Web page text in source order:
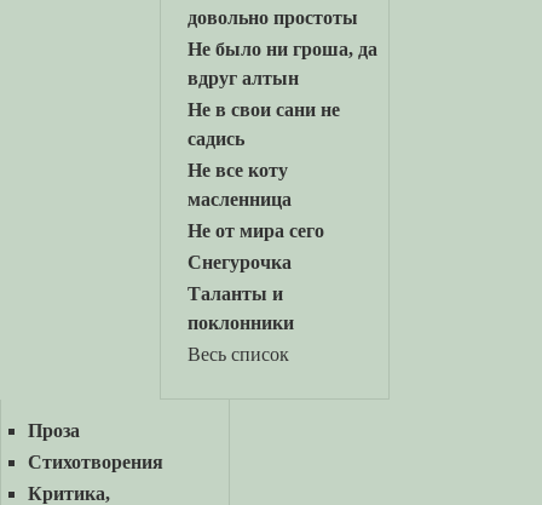
довольно простоты
Не было ни гроша, да
вдруг алтын
Не в свои сани не
садись
Не все коту
масленница
Не от мира сего
Снегурочка
Таланты и
поклонники
Весь список
Проза
Стихотворения
Критика,